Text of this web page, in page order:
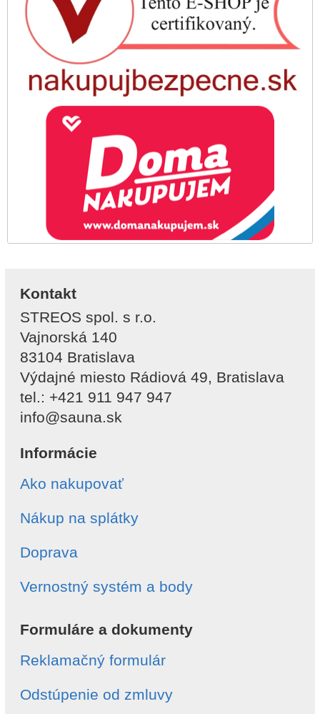
Kontakt
STREOS spol. s r.o.
Vajnorská 140
83104 Bratislava
Výdajné miesto Rádiová 49, Bratislava
tel.: +421 911 947 947
info@sauna.sk
Informácie
Ako nakupovať
Nákup na splátky
Doprava
Vernostný systém a body
Formuláre a dokumenty
Reklamačný formulár
Odstúpenie od zmluvy